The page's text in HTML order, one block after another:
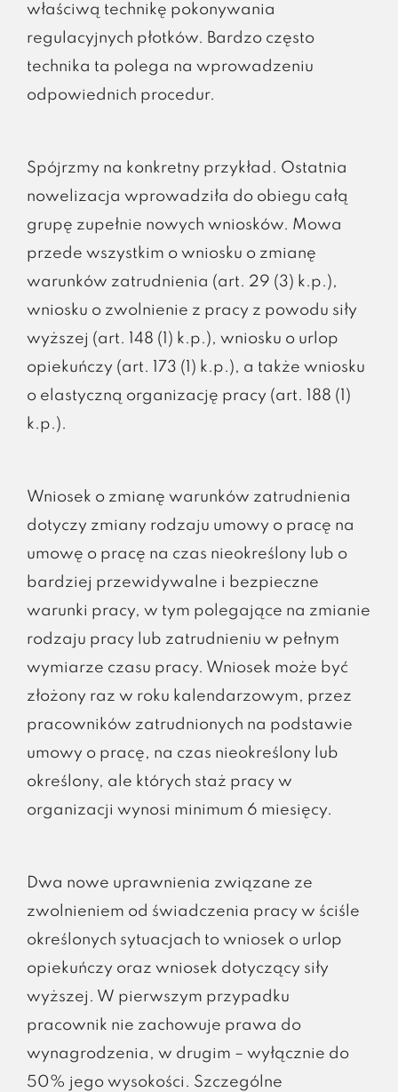
właściwą technikę pokonywania
regulacyjnych płotków. Bardzo często
technika ta polega na wprowadzeniu
odpowiednich procedur.
Spójrzmy na konkretny przykład. Ostatnia
nowelizacja wprowadziła do obiegu całą
grupę zupełnie nowych wniosków. Mowa
przede wszystkim o wniosku o zmianę
warunków zatrudnienia (art. 29 (3) k.p.),
wniosku o zwolnienie z pracy z powodu siły
wyższej (art. 148 (1) k.p.), wniosku o urlop
opiekuńczy (art. 173 (1) k.p.), a także wniosku
o elastyczną organizację pracy (art. 188 (1)
k.p.).
Wniosek o zmianę warunków zatrudnienia
dotyczy zmiany rodzaju umowy o pracę na
umowę o pracę na czas nieokreślony lub o
bardziej przewidywalne i bezpieczne
warunki pracy, w tym polegające na zmianie
rodzaju pracy lub zatrudnieniu w pełnym
wymiarze czasu pracy. Wniosek może być
złożony raz w roku kalendarzowym, przez
pracowników zatrudnionych na podstawie
umowy o pracę, na czas nieokreślony lub
określony, ale których staż pracy w
organizacji wynosi minimum 6 miesięcy.
Dwa nowe uprawnienia związane ze
zwolnieniem od świadczenia pracy w ściśle
określonych sytuacjach to wniosek o urlop
opiekuńczy oraz wniosek dotyczący siły
wyższej. W pierwszym przypadku
pracownik nie zachowuje prawa do
wynagrodzenia, w drugim – wyłącznie do
50% jego wysokości. Szczególne